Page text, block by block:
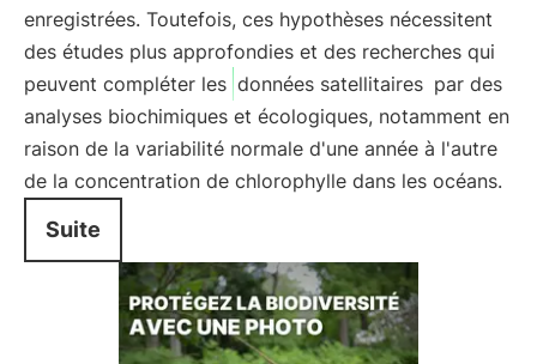
enregistrées. Toutefois, ces hypothèses nécessitent
des études plus approfondies et des recherches qui
peuvent compléter les données satellitaires par des
analyses biochimiques et écologiques, notamment en
raison de la variabilité normale d'une année à l'autre
de la concentration de chlorophylle dans les océans.
Suite